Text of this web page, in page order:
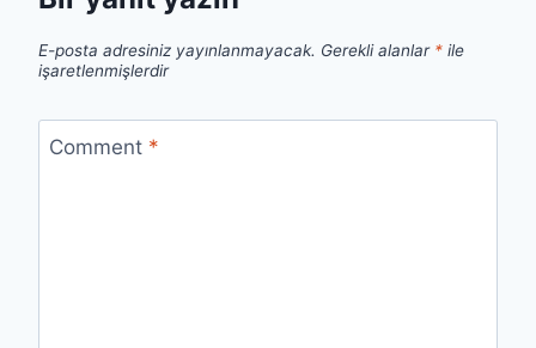
E-posta adresiniz yayınlanmayacak. Gerekli alanlar * ile
işaretlenmişlerdir
Comment *